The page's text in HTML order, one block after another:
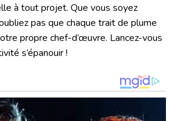
à tout projet. Que vous soyez
pas que chaque trait de plume
propre chef-d’œuvre. Lancez-vous
s’épanouir !